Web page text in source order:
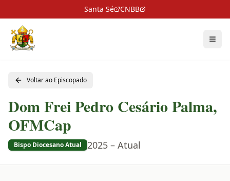
Santa Sé CNBB
Voltar ao Episcopado
Dom Frei Pedro Cesário Palma,
OFMCap
Bispo Diocesano Atual 2025 – Atual